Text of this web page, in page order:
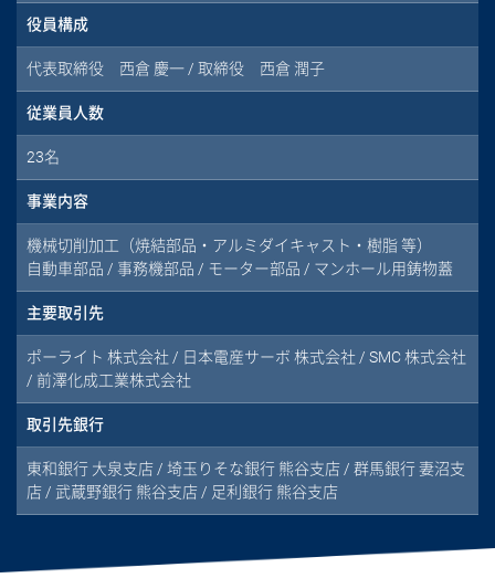
役員構成
代表取締役 西倉 慶一 / 取締役 西倉 潤子
従業員人数
23名
事業内容
機械切削加工（焼結部品・アルミダイキャスト・樹脂 等）
自動車部品 / 事務機部品 / モーター部品 / マンホール用鋳物蓋
主要取引先
ポーライト 株式会社 / 日本電産サーボ 株式会社 / SMC 株式会社
/ 前澤化成工業株式会社
取引先銀行
東和銀行 大泉支店 / 埼玉りそな銀行 熊谷支店 / 群馬銀行 妻沼支
店 / 武蔵野銀行 熊谷支店 / 足利銀行 熊谷支店